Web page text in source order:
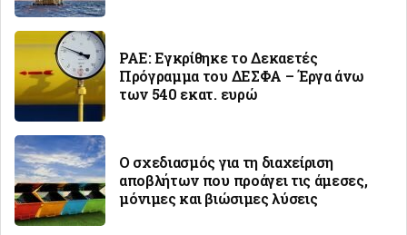
ΡΑΕ: Εγκρίθηκε το Δεκαετές
Πρόγραμμα του ΔΕΣΦΑ – Έργα άνω
των 540 εκατ. ευρώ
Ο σχεδιασμός για τη διαχείριση
αποβλήτων που προάγει τις άμεσες,
μόνιμες και βιώσιμες λύσεις